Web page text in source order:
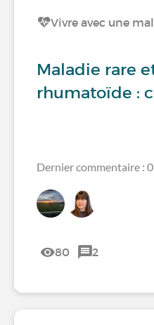
Vivre avec une
Maladie rare
rhumatoïde :
Dernier commentaire :
80 2